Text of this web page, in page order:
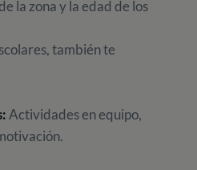
la zona y la edad de los
también te
Actividades en equipo,